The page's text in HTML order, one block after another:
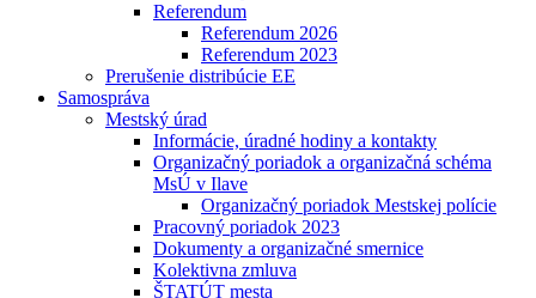
Referendum
Referendum 2026
Referendum 2023
Prerušenie distribúcie EE
Samospráva
Mestský úrad
Informácie, úradné hodiny a kontakty
Organizačný poriadok a organizačná schéma
MsÚ v Ilave
Organizačný poriadok Mestskej polície
Pracovný poriadok 2023
Dokumenty a organizačné smernice
Kolektivna zmluva
ŠTATÚT mesta